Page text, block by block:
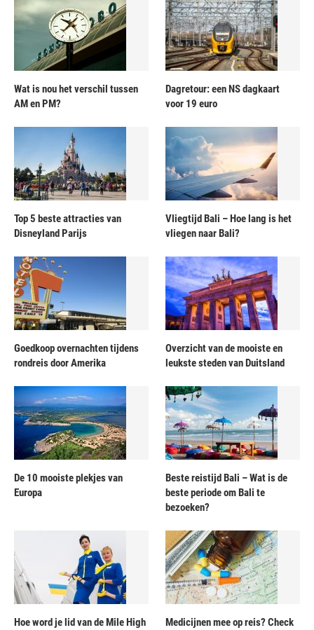
Wat is nou het verschil tussen
AM en PM?
Dagretour: een NS dagkaart
voor 19 euro
Top 5 beste attracties van
Disneyland Parijs
Vliegtijd Bali – Hoe lang is het
vliegen naar Bali?
Goedkoop overnachten tijdens
rondreis door Amerika
Overzicht van de mooiste en
leukste steden van Duitsland
De 10 mooiste plekjes van
Europa
Beste reistijd Bali – Wat is de
beste periode om Bali te
bezoeken?
Hoe word je lid van de Mile High
Medicijnen mee op reis? Check